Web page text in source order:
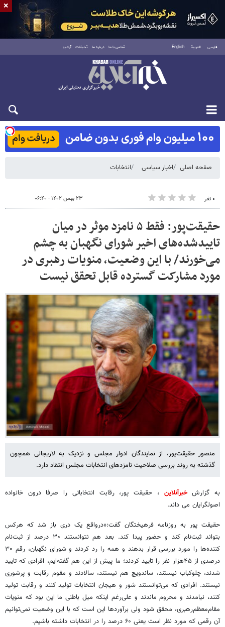
فارسی العربية English تماس با ما درباره ما تبلیغات آرشیو
شنبه ۱۷ مرداد ۱۴۰۵
صفحه اصلی اخبار سیاسی انتخابات
۰ نفر ۲۳ بهمن ۱۴۰۲ - ۰۶:۴۰
حقیقت‌پور: فقط ۵ نامزد موثر در میان
تاییدشده‌های اخیر شورای نگهبان به چشم
می‌خورند/ با این وضعیت، منویات رهبری در
مورد مشارکت گسترده قابل تحقق نیست
منصور حقیقت‌پور، از نمایندگان ادوار مجلس و نزدیک به لاریجانی همچون
گذشته به روند بررسی صلاحیت نامزدهای انتخابات مجلس انتقاد دارد.
به گزارشخبرآنلاین ، حقیقت پور، رقابت انتخاباتی را صرفا درون خانواده
اصولگرایان می داند.
حقیقت پور به روزنامه فرهیختگان گفت:«درواقع یک دری باز شد که هرکس
بتواند ثبت‌نام کند و حضور پیدا کند. بعد هم نتوانستند ۳۰ درصد از ثبت‌نام
کننده‌ها را مورد بررسی قرار بدهند و همه را رد کردند و شورای نگهبان، رقم ۳۰
درصدی از ۴۵هزار نفر را تایید کردند؛ ما پیش از این هم گفته‌ایم، افرادی که تایید
شدند، چلوکباب نیستند، ساندویچ هم نیستند، سالادند و مقوم رقابت و پرشوری
نیستند. افرادی که می‌توانستند شور و هیجان انتخابات تولید کنند و رقابت تولید
کنند، نیامدند و محروم ماندند و علی‌رغم اینکه میل باطنی ما این بود که منویات
مقام‌معظم‌رهبری، محقق شود ولی برآوردها این است که با این وضعیت نمی‌توانیم
آن رقمی که مورد نظر است یعنی ۶۰ درصد را در انتخابات داشته باشیم.
×